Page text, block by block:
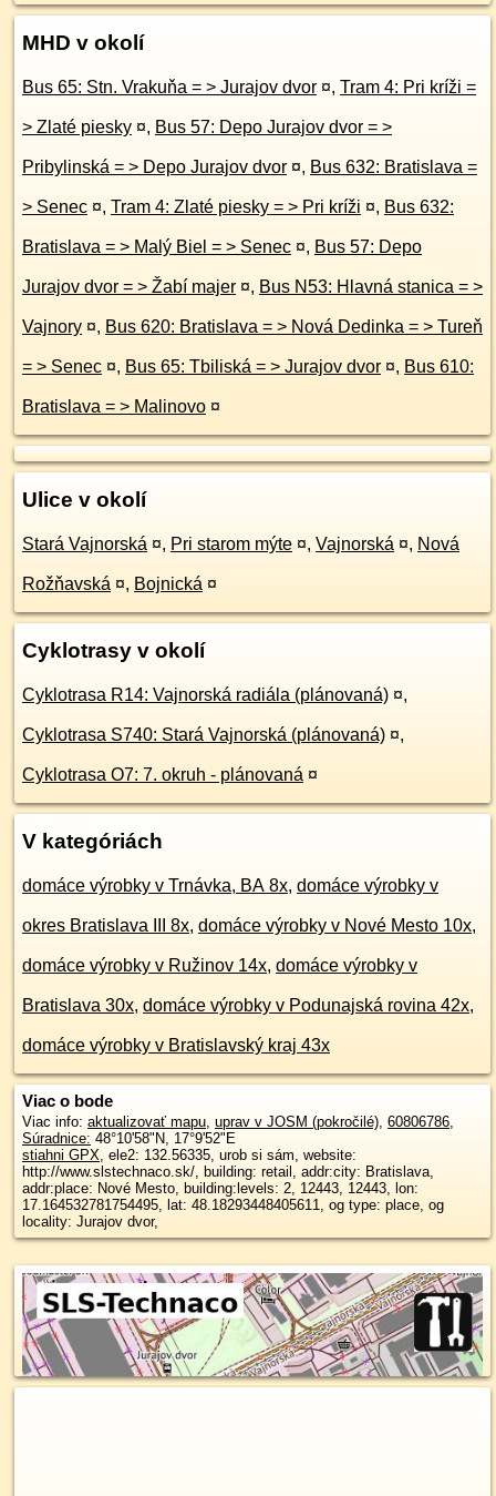
MHD v okolí
Bus 65: Stn. Vrakuňa = > Jurajov dvor ¤, Tram 4: Pri kríži =
> Zlaté piesky ¤, Bus 57: Depo Jurajov dvor = >
Pribylinská = > Depo Jurajov dvor ¤, Bus 632: Bratislava =
> Senec ¤, Tram 4: Zlaté piesky = > Pri kríži ¤, Bus 632:
Bratislava = > Malý Biel = > Senec ¤, Bus 57: Depo
Jurajov dvor = > Žabí majer ¤, Bus N53: Hlavná stanica = >
Vajnory ¤, Bus 620: Bratislava = > Nová Dedinka = > Tureň
= > Senec ¤, Bus 65: Tbiliská = > Jurajov dvor ¤, Bus 610:
Bratislava = > Malinovo ¤
Ulice v okolí
Stará Vajnorská ¤, Pri starom mýte ¤, Vajnorská ¤, Nová
Rožňavská ¤, Bojnická ¤
Cyklotrasy v okolí
Cyklotrasa R14: Vajnorská radiála (plánovaná) ¤,
Cyklotrasa S740: Stará Vajnorská (plánovaná) ¤,
Cyklotrasa O7: 7. okruh - plánovaná ¤
V kategóriách
domáce výrobky v Trnávka, BA 8x, domáce výrobky v
okres Bratislava III 8x, domáce výrobky v Nové Mesto 10x,
domáce výrobky v Ružinov 14x, domáce výrobky v
Bratislava 30x, domáce výrobky v Podunajská rovina 42x,
domáce výrobky v Bratislavský kraj 43x
Viac o bode
Viac info: aktualizovať mapu, uprav v JOSM (pokročilé), 60806786,
Súradnice: 48°10'58"N, 17°9'52"E
stiahni GPX, ele2: 132.56335, urob si sám, website:
http://www.slstechnaco.sk/, building: retail, addr:city: Bratislava,
addr:place: Nové Mesto, building:levels: 2, 12443, 12443, lon:
17.164532781754495, lat: 48.18293448405611, og type: place, og
locality: Jurajov dvor,